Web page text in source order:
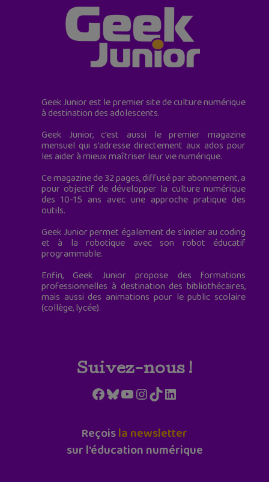
Geek Junior est le premier site de culture numérique
à destination des adolescents.
Geek Junior, c’est aussi le premier magazine
mensuel qui s’adresse directement aux ados pour
les aider à mieux maîtriser leur vie numérique.
Ce magazine de 32 pages, diffusé par abonnement, a
pour objectif de développer la culture numérique
des 10-15 ans avec une approche pratique des
outils.
Geek Junior permet également de s'initier au coding
et à la robotique avec son robot éducatif
programmable.
Enfin, Geek Junior propose des formations
professionnelles à destination des bibliothécaires,
mais aussi des animations pour le public scolaire
(collège, lycée).
Suivez-nous !
Facebook
Bluesky
YouTube
Instagram
TikTokLinkedIn
Reçoisla newsletter
sur l'éducation numérique